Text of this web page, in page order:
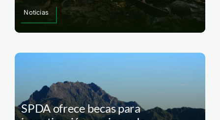
Noticias
SPDA ofrece becas para